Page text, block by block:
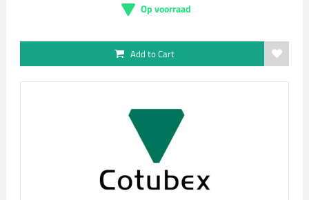
Op voorraad
Add to Cart